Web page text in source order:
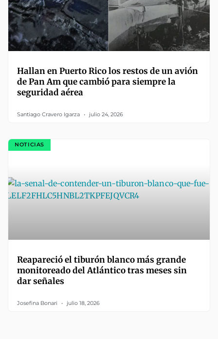
Hallan en Puerto Rico los restos de un avión
de Pan Am que cambió para siempre la
seguridad aérea
Santiago Cravero Igarza julio 24, 2026
NOTICIAS
Reapareció el tiburón blanco más grande
monitoreado del Atlántico tras meses sin
dar señales
Josefina Bonari julio 18, 2026